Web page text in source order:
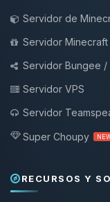
Servidor de
Servidor Minecraft
Servidor Bungee /
Servidor VPS
Servidor
Super Choupy
RECURSOS Y